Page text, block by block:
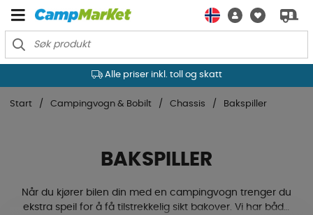
Alle priser inkl. toll og skatt
Start Campingvogn & Bobilt Chassis Bakspiller
BAKSPILLER
Når du kjører bilen din med en campingvogn trenger du
ekstra speil for å få tilstrekkelig sikt bakover. Vi har både